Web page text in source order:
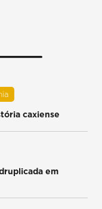
caxiense
em